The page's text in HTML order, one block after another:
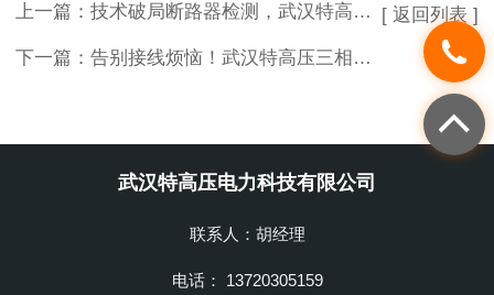
上一篇： 技术破局断路器检测，武汉特高压设备精准更高效
下一篇： 告别接线烦恼！武汉特高压三相用电检查仪轻松测
[ 返回列表 ]
武汉特高压电力科技有限公司
联系人：胡经理
电话： 13720305159